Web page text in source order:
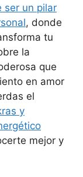
ser un pilar
, donde
tu
la
que
en amor
el
y
mejor y